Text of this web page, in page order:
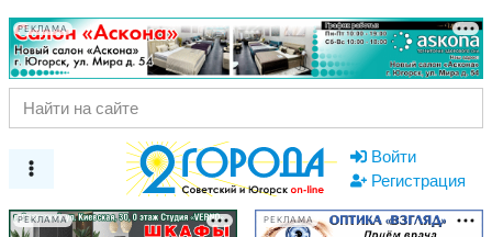
РЕКЛАМА
Войти
Регистрация
РЕКЛАМА РЕКЛАМА